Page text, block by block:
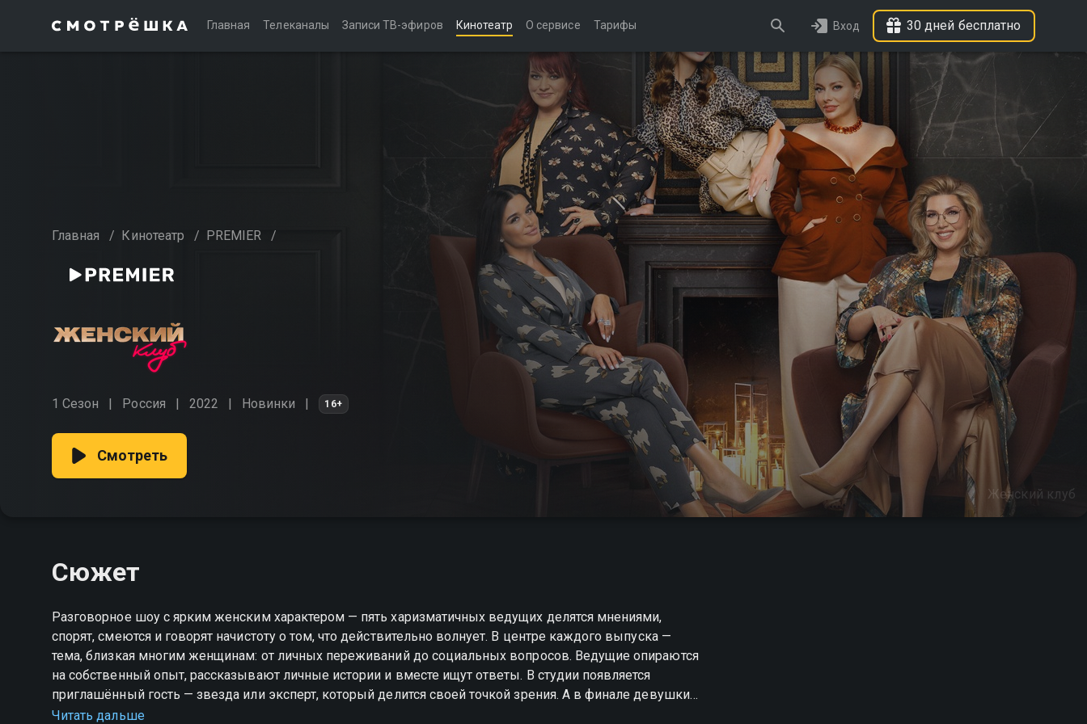
Главная Телеканалы Записи ТВ-эфиров Кинотеатр О сервисе Тарифы Вход 30 дней бесплатно
Главная / Кинотеатр / PREMIER /
1 Сезон Россия 2022 Новинки 16+
Женский клуб
Смотреть
Сюжет
Разговорное шоу с ярким женским характером — пять харизматичных ведущих делятся мнениями,
спорят, смеются и говорят начистоту о том, что действительно волнует. В центре каждого выпуска —
тема, близкая многим женщинам: от личных переживаний до социальных вопросов. Ведущие опираются
на собственный опыт, рассказывают личные истории и вместе ищут ответы. В студии появляется
приглашённый гость — звезда или эксперт, который делится своей точкой зрения. А в финале девушки
откровенно обсуждают, изменилось ли их мнение после услышанного. Легко, честно и с чувством
Читать дальше